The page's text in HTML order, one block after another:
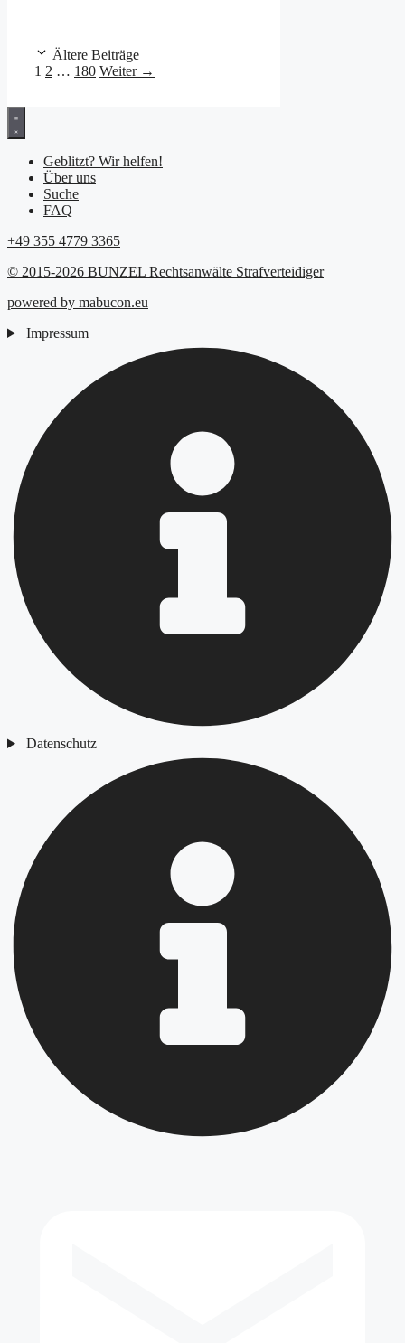
Ältere Beiträge
Seite
1 Seite
2 … Seite
180 Weiter →
Geblitzt? Wir helfen!
Über uns
Suche
FAQ
+49 355 4779 3365
© 2015-2026 BUNZEL Rechtsanwälte Strafverteidiger
powered by mabucon.eu
Impressum
Datenschutz